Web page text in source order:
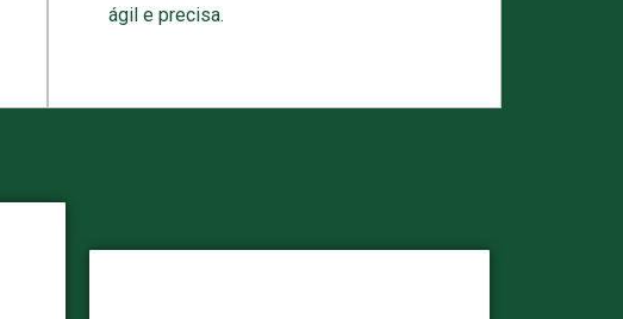
ágil e precisa.